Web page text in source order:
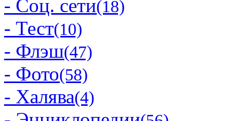
- Соц. сети(18)
- Тест(10)
- Флэш(47)
- Фото(58)
- Халява(4)